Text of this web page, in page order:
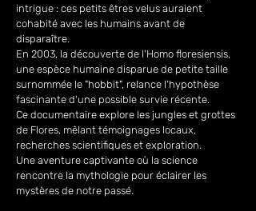
intrigue : ces petits êtres velus auraient
cohabité avec les humains avant de
disparaître.
En 2003, la découverte de l'Homo floresiensis,
une espèce humaine disparue de petite taille
surnommée le "hobbit", relance l'hypothèse
fascinante d'une possible survie récente.
Ce documentaire explore les jungles et grottes
de Flores, mêlant témoignages locaux,
recherches scientifiques et exploration.
Une aventure captivante où la science
rencontre la mythologie pour éclairer les
mystères de notre passé.